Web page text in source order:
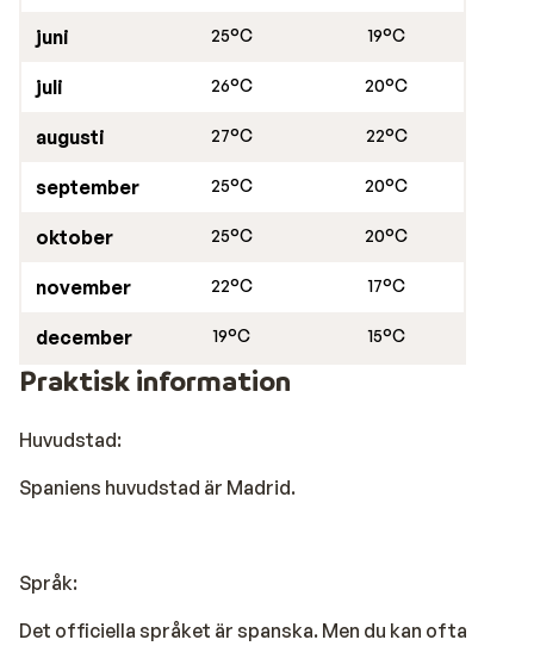
juni 25°C 19°C
juli 26°C 20°C
augusti 27°C 22°C
september 25°C 20°C
oktober 25°C 20°C
november 22°C 17°C
december 19°C 15°C
Praktisk information
Huvudstad:
Spaniens huvudstad är Madrid.
Språk:
Det officiella språket är spanska. Men du kan ofta